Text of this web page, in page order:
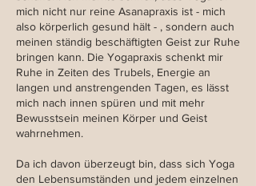
mich nicht nur reine Asanapraxis ist - mich
also körperlich gesund hält - , sondern auch
meinen ständig beschäftigten Geist zur Ruhe
bringen kann. Die Yogapraxis schenkt mir
Ruhe in Zeiten des Trubels, Energie an
langen und anstrengenden Tagen, es lässt
mich nach innen spüren und mit mehr
Bewusstsein meinen Körper und Geist
wahrnehmen.
Da ich davon überzeugt bin, dass sich Yoga
den Lebensumständen und jedem einzelnen